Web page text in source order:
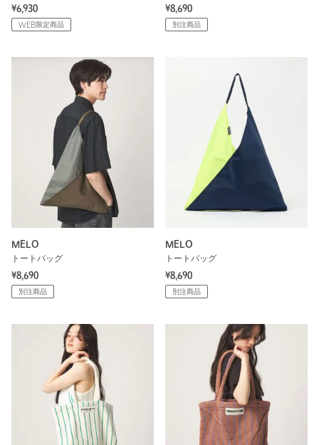
¥6,930
WEB限定商品
¥8,690
別注商品
MELO
トートバッグ
¥8,690
別注商品
MELO
トートバッグ
¥8,690
別注商品